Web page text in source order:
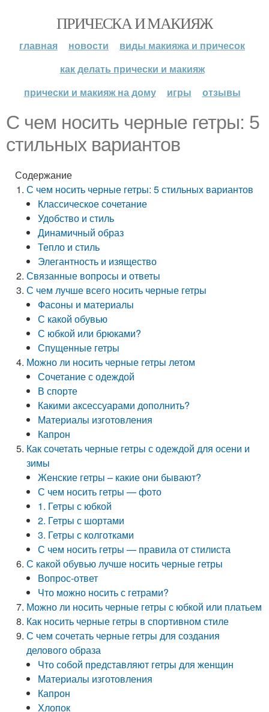
ПРИЧЕСКА И МАКИЯЖ
главная новости
виды макияжа и причесок
как делать прически и макияж
прически и макияж на дому
игры отзывы
С чем носить черные гетры: 5
стильных вариантов
Содержание
С чем носить черные гетры: 5 стильных вариантов
Классическое сочетание
Удобство и стиль
Динамичный образ
Тепло и стиль
Элегантность и изящество
Связанные вопросы и ответы
С чем лучше всего носить черные гетры
Фасоны и материалы
С какой обувью
С юбкой или брюками?
Спущенные гетры
Можно ли носить черные гетры летом
Сочетание с одеждой
В спорте
Какими аксессуарами дополнить?
Материалы изготовления
Капрон
Как сочетать черные гетры с одеждой для осени и
зимы
Женские гетры – какие они бывают?
С чем носить гетры — фото
1. Гетры с юбкой
2. Гетры с шортами
3. Гетры с колготками
С чем носить гетры — правила от стилиста
С какой обувью лучше носить черные гетры
Вопрос-ответ
Что можно носить с гетрами?
Можно ли носить черные гетры с юбкой или платьем
Как носить черные гетры в спортивном стиле
С чем сочетать черные гетры для создания
делового образа
Что собой представляют гетры для женщин
Материалы изготовления
Капрон
Хлопок